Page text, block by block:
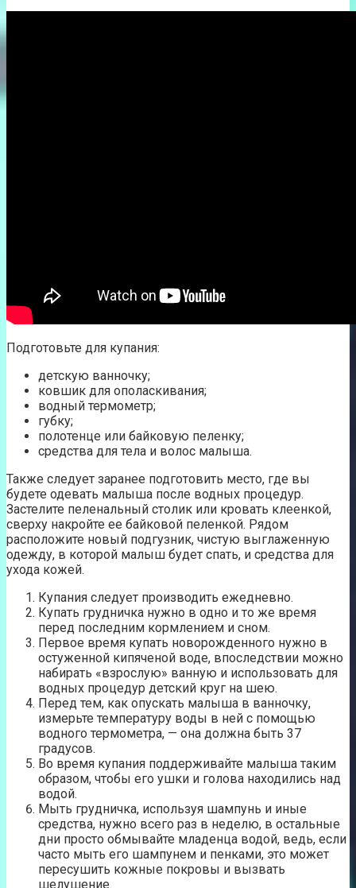
Подготовьте для купания:
детскую ванночку;
ковшик для ополаскивания;
водный термометр;
губку;
полотенце или байковую пеленку;
средства для тела и волос малыша.
Также следует заранее подготовить место, где вы
будете одевать малыша после водных процедур.
Застелите пеленальный столик или кровать клеенкой,
сверху накройте ее байковой пеленкой. Рядом
расположите новый подгузник, чистую выглаженную
одежду, в которой малыш будет спать, и средства для
ухода кожей.
Купания следует производить ежедневно.
Купать грудничка нужно в одно и то же время
перед последним кормлением и сном.
Первое время купать новорожденного нужно в
остуженной кипяченой воде, впоследствии можно
набирать «взрослую» ванную и использовать для
водных процедур детский круг на шею.
Перед тем, как опускать малыша в ванночку,
измерьте температуру воды в ней с помощью
водного термометра, — она должна быть 37
градусов.
Во время купания поддерживайте малыша таким
образом, чтобы его ушки и голова находились над
водой.
Мыть грудничка, используя шампунь и иные
средства, нужно всего раз в неделю, в остальные
дни просто обмывайте младенца водой, ведь, если
часто мыть его шампунем и пенками, это может
пересушить кожные покровы и вызвать
шелушение.